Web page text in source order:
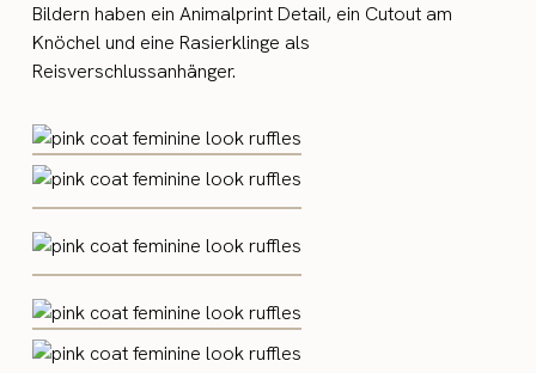
Bildern haben ein Animalprint Detail, ein Cutout am
Knöchel und eine Rasierklinge als
Reisverschlussanhänger.